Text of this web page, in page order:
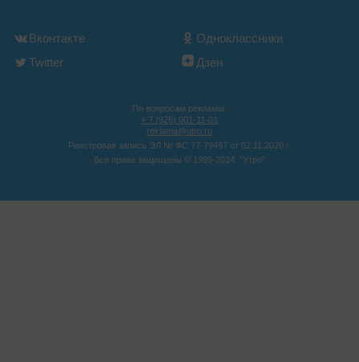
Вконтакте
Одноклассники
Twitter
Дзен
По вопросам рекламы:
+ 7 (926) 001-11-01
reklama@utro.ru
Реестровая запись ЭЛ № ФС 77-79497 от 02.11.2020 г.
Все права защищены © 1999-2024. "Утро"